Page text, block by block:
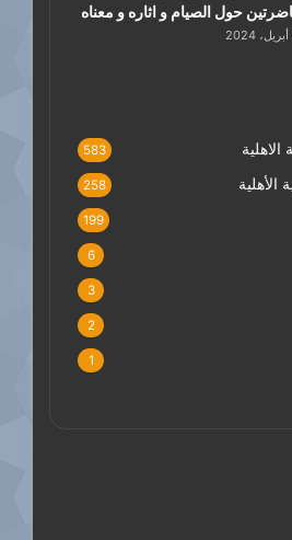
حول الصيام و اثاره و معناه
583
الأهلية 258
199
6
3
2
1